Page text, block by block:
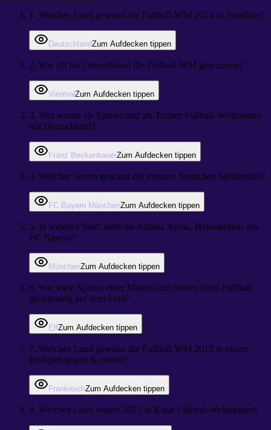
1 . Welches Land gewann die Fußball-WM 2014 in Brasilien?
DeutschlandZum Aufdecken tippen
2. Wie oft hat Deutschland die Fußball-WM gewonnen?
Viermal Zum Aufdecken tippen
3. Wer wurde als Spieler und als Trainer Fußball-Weltmeister
mit Deutschland?
Franz BeckenbauerZum Aufdecken tippen
4. Welcher Verein gewann die meisten deutschen Meistertitel?
FC Bayern MünchenZum Aufdecken tippen
5. In welcher Stadt steht die Allianz Arena, Heimstadion des
FC Bayern?
MünchenZum Aufdecken tippen
6. Wie viele Spieler einer Mannschaft stehen beim Fußball
gleichzeitig auf dem Feld?
ElfZum Aufdecken tippen
7. Welches Land gewann die Fußball-WM 2018 in einem
Endspiel gegen Kroatien?
FrankreichZum Aufdecken tippen
8. Welches Land wurde 2022 in Katar Fußball-Weltmeister?